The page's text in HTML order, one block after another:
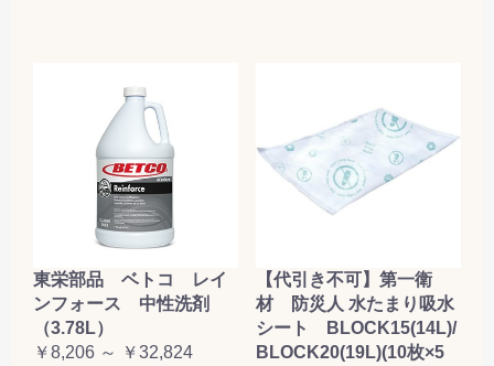
東栄部品 ベトコ レイ
ンフォース 中性洗剤
（3.78L）
￥8,206 ～ ￥32,824
【代引き不可】第一衛
材 防災人 水たまり吸水
シート BLOCK15(14L)/
BLOCK20(19L)(10枚×5